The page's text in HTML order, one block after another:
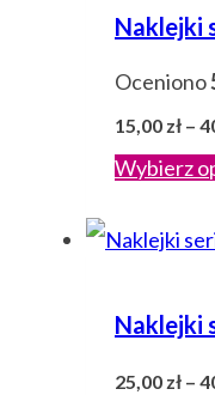
Naklejki
Oceniono
15,00 zł –
Wybierz
Naklejki
25,00 zł –